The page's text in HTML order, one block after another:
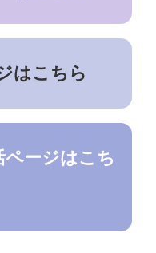
はこちら
ージはこち